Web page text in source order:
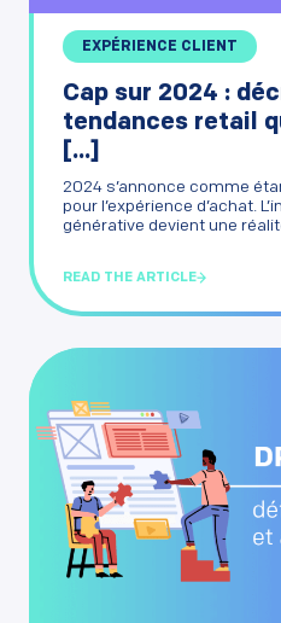
EXPÉRIENCE CLIENT
Cap sur 2024 :
tendances retail
[...]
2024 s’annonce comme
pour l’expérience d’achat.
générative devient une
READ THE ARTICLE